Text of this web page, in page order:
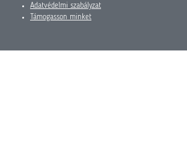
Adatvédelmi szabályzat
Támogasson minket